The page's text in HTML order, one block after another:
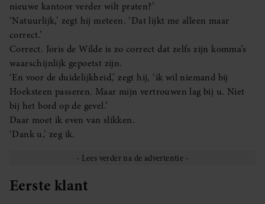
nieuwe kantoor verder wilt praten?’
‘Natuurlijk,’ zegt hij meteen. ‘Dat lijkt me alleen maar
correct.’
Correct. Joris de Wilde is zo correct dat zelfs zijn komma’s
waarschijnlijk gepoetst zijn.
‘En voor de duidelijkheid,’ zegt hij, ‘ik wil niemand bij
Hoeksteen passeren. Maar mijn vertrouwen lag bij u. Niet
bij het bord op de gevel.’
Daar moet ik even van slikken.
‘Dank u,’ zeg ik.
Eerste klant